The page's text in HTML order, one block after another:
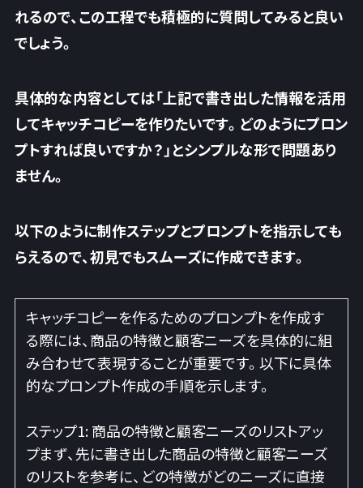
れるので、この工程でも積極的に質問してみると良い
でしょう。
具体的な内容としては「上記で書き出した情報を活用
してキャッチコピーを作りたいです。どのようにプロン
プトすれば良いですか？」とシンプルな形で問題あり
ません。
以下のように制作ステップとプロンプトを指示しても
らえるので、初見でもスムーズに作成できます。
キャッチコピーを作るためのプロンプトを作成す
る際には、商品の特徴と顧客ニーズを具体的に組
み合わせて表現することが重要です。以下に具体
的なプロンプト作成の手順を示します。
ステップ1: 商品の特徴と顧客ニーズのリストアッ
プまず、先に書き出した商品の特徴と顧客ニーズ
のリストを参考に、どの特徴がどのニーズに直接